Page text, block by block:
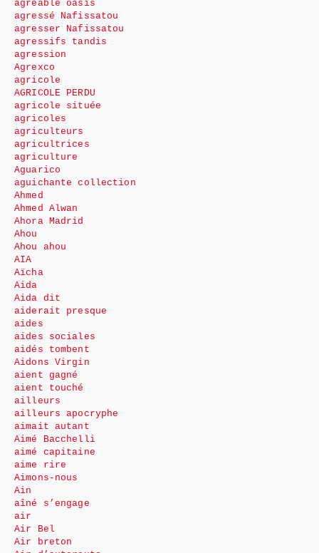
agréable oasis
agressé Nafissatou
agresser Nafissatou
agressifs tandis
agression
Agrexco
agricole
AGRICOLE PERDU
agricole située
agricoles
agriculteurs
agricultrices
agriculture
Aguarico
aguichante collection
Ahmed
Ahmed Alwan
Ahora Madrid
Ahou
Ahou ahou
AIA
Aïcha
Aida
Aida dit
aiderait presque
aides
aides sociales
aidés tombent
Aidons Virgin
aient gagné
aient touché
ailleurs
ailleurs apocryphe
aimait autant
Aimé Bacchelli
aimé capitaine
aime rire
Aimons-nous
Ain
aîné s’engage
air
Air Bel
Air breton